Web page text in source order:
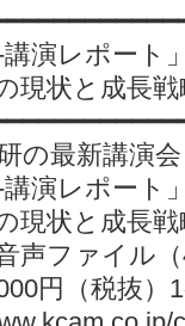
講演レポー
現状と成長
の最新講演
講演レポー
現状と成長
声ファイル
円（税抜）